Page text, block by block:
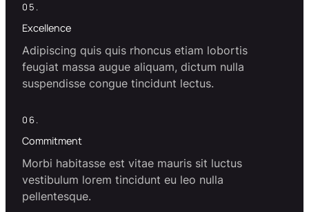
05.
Excellence
Adipiscing quis quis rhoncus etiam lobortis
feugiat massa augue aliquam, dictum nulla
suspendisse congue tincidunt lectus.
06.
Commitment
Morbi habitasse est vitae mauris sit luctus
vestibulum lorem tincidunt eu leo nulla
pellentesque.